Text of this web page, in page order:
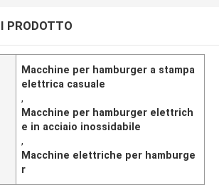
PRODOTTO
Macchine per hamburger a stampa
elettrica casuale
,
Macchine per hamburger elettrich
e in acciaio inossidabile
,
Macchine elettriche per hamburge
r